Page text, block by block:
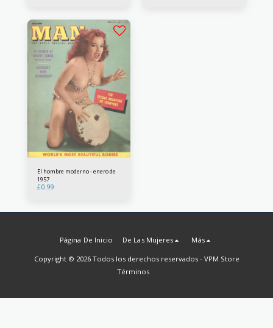
El hombre moderno - enero de
1957
£0.99
Página De Inicio De Las Mujeres Más
Copyright © 2026 Todos los derechos reservados - VPM Store
Términos